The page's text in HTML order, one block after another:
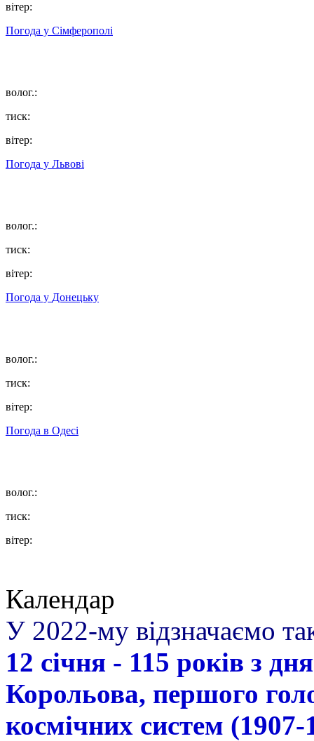
вітер:
Погода у Сімферополі
волог.:
тиск:
вітер:
Погода у Львові
волог.:
тиск:
вітер:
Погода у Донецьку
волог.:
тиск:
вітер:
Погода в Одесі
волог.:
тиск:
вітер:
Календар
У 2022-му відзначаємо
12 січня - 115 років з
Корольова, першого
космічних систем (1907-